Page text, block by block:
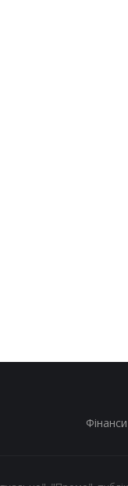
Фінанси